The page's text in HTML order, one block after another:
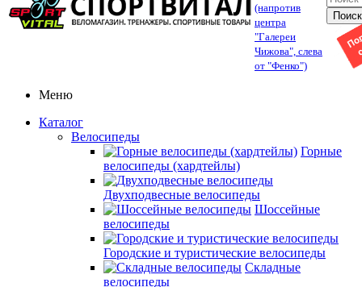
(напротив
центра
"Галереи
Чижова", слева
от "Фенко")
Меню
Каталог
Велосипеды
Горные
велосипеды (хардтейлы)
Двухподвесные велосипеды
Шоссейные
велосипеды
Городские и туристические велосипеды
Складные
велосипеды